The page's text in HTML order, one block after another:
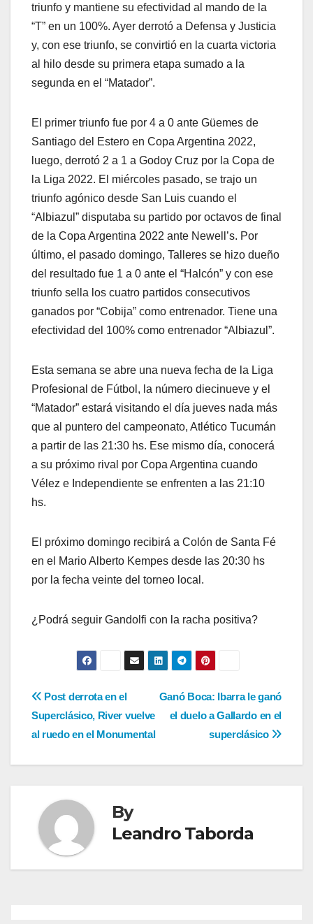
triunfo y mantiene su efectividad al mando de la
“T” en un 100%. Ayer derrotó a Defensa y Justicia
y, con ese triunfo, se convirtió en la cuarta victoria
al hilo desde su primera etapa sumado a la
segunda en el “Matador”.
El primer triunfo fue por 4 a 0 ante Güemes de
Santiago del Estero en Copa Argentina 2022,
luego, derrotó 2 a 1 a Godoy Cruz por la Copa de
la Liga 2022. El miércoles pasado, se trajo un
triunfo agónico desde San Luis cuando el
“Albiazul” disputaba su partido por octavos de final
de la Copa Argentina 2022 ante Newell’s. Por
último, el pasado domingo, Talleres se hizo dueño
del resultado fue 1 a 0 ante el “Halcón” y con ese
triunfo sella los cuatro partidos consecutivos
ganados por “Cobija” como entrenador. Tiene una
efectividad del 100% como entrenador “Albiazul”.
Esta semana se abre una nueva fecha de la Liga
Profesional de Fútbol, la número diecinueve y el
“Matador” estará visitando el día jueves nada más
que al puntero del campeonato, Atlético Tucumán
a partir de las 21:30 hs. Ese mismo día, conocerá
a su próximo rival por Copa Argentina cuando
Vélez e Independiente se enfrenten a las 21:10
hs.
El próximo domingo recibirá a Colón de Santa Fé
en el Mario Alberto Kempes desde las 20:30 hs
por la fecha veinte del torneo local.
¿Podrá seguir Gandolfi con la racha positiva?
Navegación
de
entradas
Ganó Boca: Ibarra le ganó
el duelo a Gallardo en el
superclásico
Post derrota en el
Superclásico, River vuelve
al ruedo en el Monumental
By
Leandro Taborda